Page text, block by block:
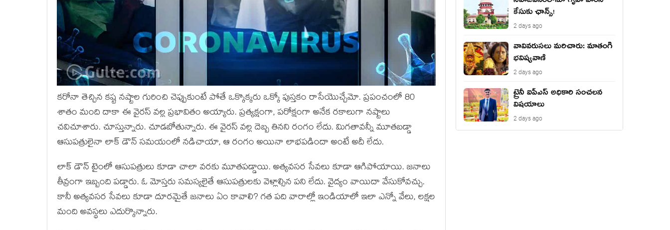
కరోనా తెచ్చిన కష్ట నష్టాల గురించి చెప్పుకుంటే పోతే ఒక్కొక్కరు ఒక్కో పుస్తకం రాసేయొచ్చేమో. ప్రపంచంలో 80
శాతం మంది దాకా ఈ వైరస్ వల్ల ప్రభావితం అయ్యారు. ప్రత్యక్షంగా, పరోక్షంగా అనేక రకాలుగా నష్టాలు
చవిచూశారు. చూస్తున్నారు. చూడబోతున్నారు. ఈ వైరస్ వల్ల దెబ్బ తినని రంగం లేదు. మిగతావన్నీ మూతబడ్డా
ఆసుపత్రులైనా లాక్ డౌన్ సమయంలో నడిచాయా, ఆ రంగం అయినా లాభపడిందా అంటే అదీ లేదు.
లాక్ డౌన్ టైంలో ఆసుపత్రులు కూడా చాలా వరకు మూతపడ్డాయి. అత్యవసర సేవలు కూడా ఆగిపోయాయి. జనాలు
తీవ్రంగా ఇబ్బంది పడ్డారు. ఓ మోస్తరు సమస్యలైతే ఆసుపత్రులకు వెళ్లాల్సిన పని లేదు. వైద్యం వాయిదా వేసుకోవచ్చు.
కానీ అత్యవసర సేవలు కూడా దూరమైతే జనాలు ఏం కావాలి? గత పది వారాల్లో ఇండియాలో ఇలా ఎన్నో వేలు, లక్షల
మంది అవస్థలు ఎదుర్కొన్నారు.
కేసుకు ఛాన్స్!
2 days ago
వావివ‌రుస‌లు మ‌రిచారు: మాతంగి
భవిష్యవాణి
2 days ago
ట్రైనీ ఐపీఎస్ అధికారి సంచలన
విషయాలు
2 days ago